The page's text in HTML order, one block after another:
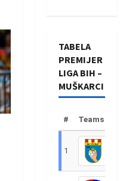
TABELA
PREMIJER
LIGA BIH –
MUŠKARCI
# Teams
1